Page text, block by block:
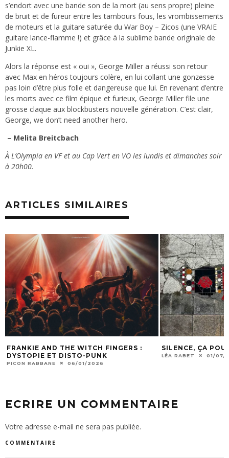
s’endort avec une bande son de la mort (au sens propre) pleine
de bruit et de fureur entre les tambours fous, les vrombissements
de moteurs et la guitare saturée du War Boy – Zicos (une VRAIE
guitare lance-flamme !) et grâce à la sublime bande originale de
Junkie XL.
Alors la réponse est « oui », George Miller a réussi son retour
avec Max en héros toujours colère, en lui collant une gonzesse
pas loin d’être plus folle et dangereuse que lui. En revenant d’entre
les morts avec ce film épique et furieux, George Miller file une
grosse claque aux blockbusters nouvelle génération. C’est clair,
George, we don’t need another hero.
– Melita Breitcbach
À L’Olympia en VF et au Cap Vert en VO les lundis et dimanches soir
à 20h00.
ARTICLES SIMILAIRES
FRANKIE AND THE WITCH FINGERS :
DYSTOPIE ET DISTO-PUNK
PICON RABBANE 06/01/2026
SILENCE, ÇA
LÉA RABET 01/07/
ECRIRE UN COMMENTAIRE
Votre adresse e-mail ne sera pas publiée.
COMMENTAIRE